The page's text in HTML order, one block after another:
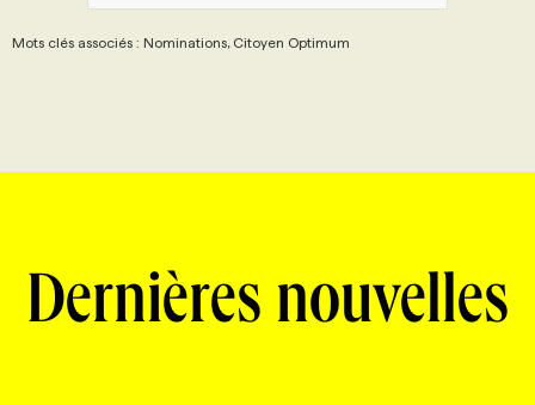
Mots clés associés : Nominations, Citoyen Optimum
Dernières nouvelles